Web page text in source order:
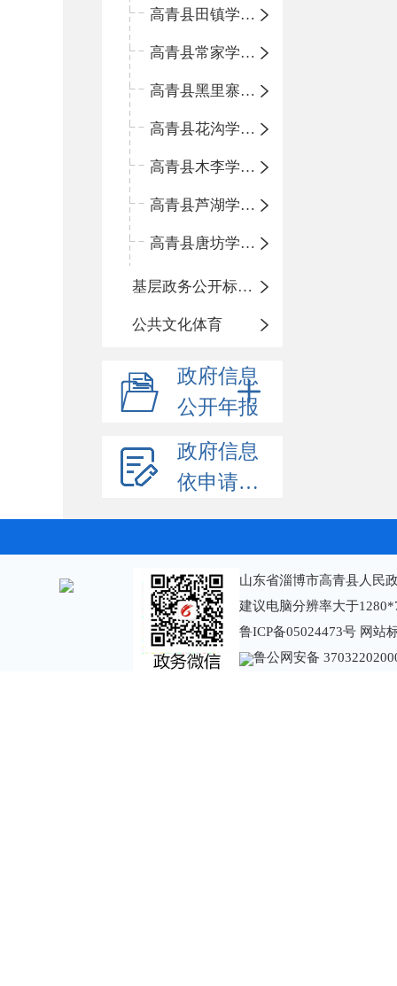
高青县田镇学区中心小学
高青县常家学区中心小学
高青县黑里寨学区中心小学
高青县花沟学区中心小学
高青县木李学区中心小学
高青县芦湖学区中心小学
高青县唐坊学区中心小学
基层政务公开标准化规范化
公共文化体育
政府信息
公开年报
政府信息
依申请公开
山东省淄博市高青县人民
建议电脑分辨率大于
鲁ICP备05024473号 网站
鲁公网安备